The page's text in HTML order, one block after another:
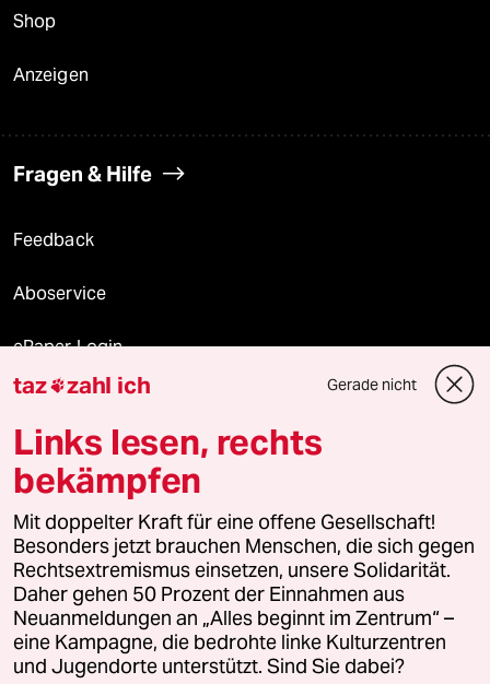
Shop
Anzeigen
Fragen & Hilfe
Feedback
Aboservice
ePaper Login
Downloads für Abonnierende
© 2026 taz Verlags und Vertriebs GmbH
Alle Rechte vorbehalten. Bei rechtlichen Fragen oder für Genehmigungen
wenden Sie sich bitte an
lizenzen@taz.de
Feedback Redaktionsstatut Kommune-Richtlinien
Leitlinie Informant Datenschutz Impressum AGB
taz zahl ich Gerade nicht
Links lesen, rechts
bekämpfen
Mit doppelter Kraft für eine offene Gesellschaft!
Besonders jetzt brauchen Menschen, die sich gegen
Rechtsextremismus einsetzen, unsere Solidarität.
Daher gehen 50 Prozent der Einnahmen aus
Neuanmeldungen an „Alles beginnt im Zentrum“ –
eine Kampagne, die bedrohte linke Kulturzentren
und Jugendorte unterstützt. Sind Sie dabei?